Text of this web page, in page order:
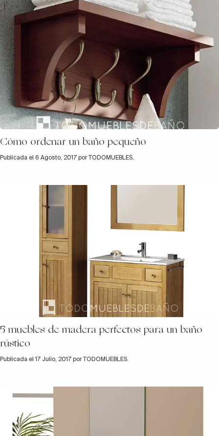
Cómo ordenar un baño pequeño
Publicada el 6 Agosto, 2017 por TODOMUEBLES.
5 muebles de madera perfectos para un baño
rústico
Publicada el 17 Julio, 2017 por TODOMUEBLES.